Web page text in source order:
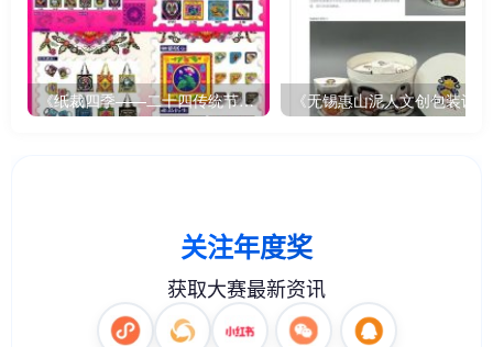
《纸裁四季——二十四传统节气文创设计》 《无锡惠山泥人文创包装设